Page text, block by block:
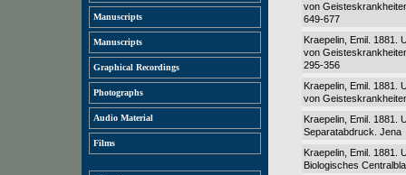
Manuscripts
Manuscripts
Graphical Recordings
Photographs
Audio Material
Films
von
649-677
Kraepelin, Emil. 1881.
von
295-356
Kraepelin, Emil. 1881.
von
Kraepelin, Emil. 1881.
Separatabdruck. Jena
Kraepelin, Emil. 1881.
Biologisches